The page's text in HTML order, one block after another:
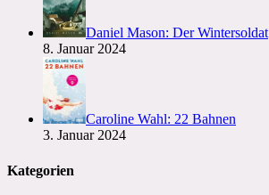
Daniel Mason: Der Wintersoldat
8. Januar 2024
Caroline Wahl: 22 Bahnen
3. Januar 2024
Kategorien